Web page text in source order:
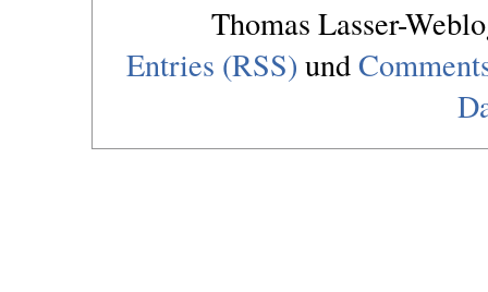
Thomas Lasser-
Entries (RSS) und